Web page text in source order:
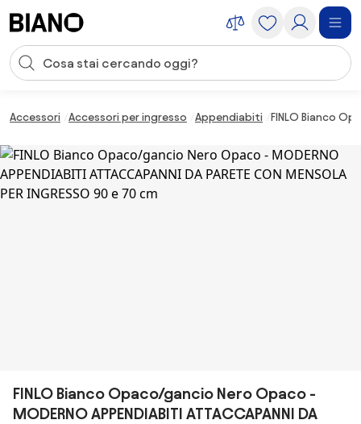
Input della ricerca
Accessori Accessori per ingresso Appendiabiti FINLO Bianco
FINLO Bianco Opaco/gancio Nero Opaco -
MODERNO APPENDIABITI ATTACCAPANNI DA